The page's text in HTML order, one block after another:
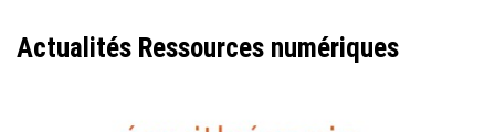
Actualités Ressources numériques